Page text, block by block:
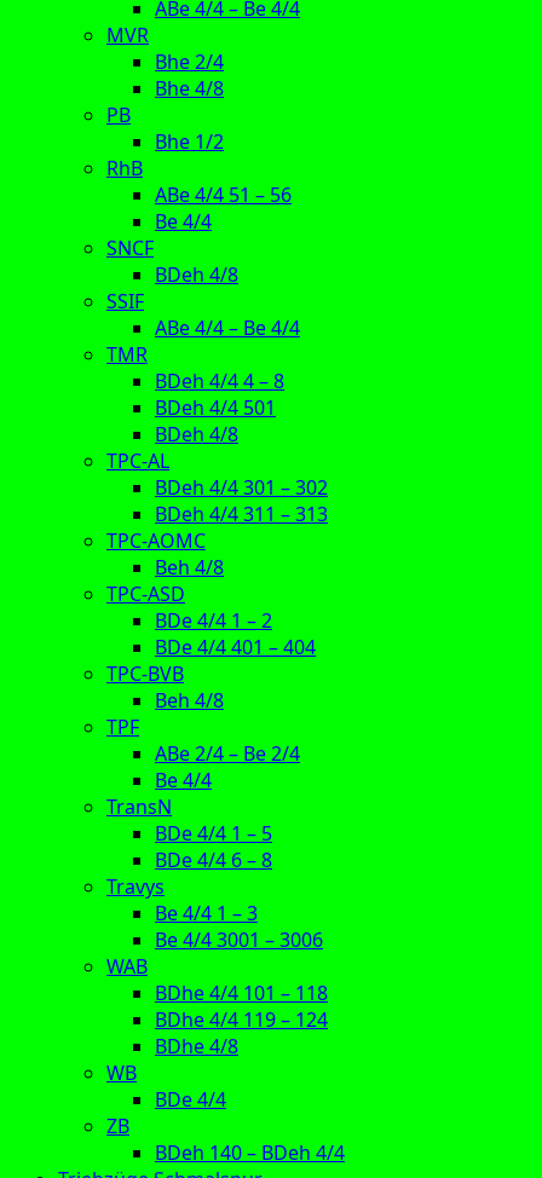
ABe 4/4 – Be 4/4
MVR
Bhe 2/4
Bhe 4/8
PB
Bhe 1/2
RhB
ABe 4/4 51 – 56
Be 4/4
SNCF
BDeh 4/8
SSIF
ABe 4/4 – Be 4/4
TMR
BDeh 4/4 4 – 8
BDeh 4/4 501
BDeh 4/8
TPC-AL
BDeh 4/4 301 – 302
BDeh 4/4 311 – 313
TPC-AOMC
Beh 4/8
TPC-ASD
BDe 4/4 1 – 2
BDe 4/4 401 – 404
TPC-BVB
Beh 4/8
TPF
ABe 2/4 – Be 2/4
Be 4/4
TransN
BDe 4/4 1 – 5
BDe 4/4 6 – 8
Travys
Be 4/4 1 – 3
Be 4/4 3001 – 3006
WAB
BDhe 4/4 101 – 118
BDhe 4/4 119 – 124
BDhe 4/8
WB
BDe 4/4
ZB
BDeh 140 – BDeh 4/4